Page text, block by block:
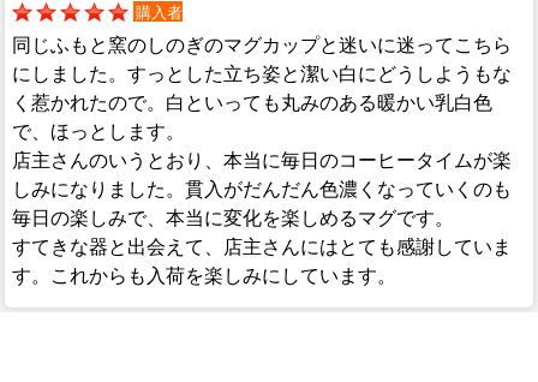
購入者
同じふもと窯のしのぎのマグカップと迷いに迷ってこちら
にしました。すっとした立ち姿と潔い白にどうしようもな
く惹かれたので。白といっても丸みのある暖かい乳白色
で、ほっとします。
店主さんのいうとおり、本当に毎日のコーヒータイムが楽
しみになりました。貫入がだんだん色濃くなっていくのも
毎日の楽しみで、本当に変化を楽しめるマグです。
すてきな器と出会えて、店主さんにはとても感謝していま
す。これからも入荷を楽しみにしています。